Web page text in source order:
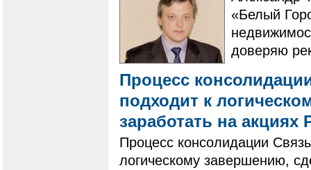
«Белый
доверяю
Процесс
подходит к
заработать на акциях
Процесс консолидации
логическому завершению,